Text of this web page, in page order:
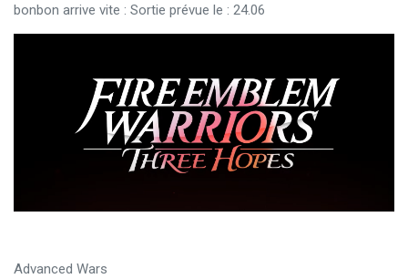
bonbon arrive vite : Sortie prévue le : 24.06
Advanced Wars